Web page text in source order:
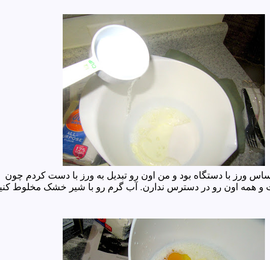
ورز با دستگاه بود و من اون رو تبدیل به ورز با دست کردم چون
همه اون رو در دسترس ندارن. آب گرم رو با شیر خشک مخلوط